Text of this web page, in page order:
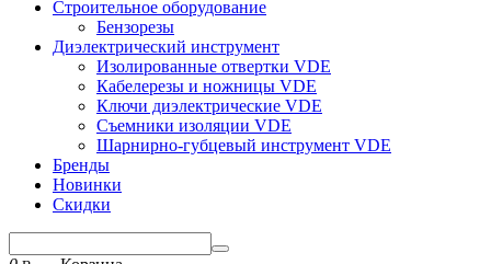
Строительное оборудование
Бензорезы
Диэлектрический инструмент
Изолированные отвертки VDE
Кабелерезы и ножницы VDE
Ключи диэлектрические VDE
Съемники изоляции VDE
Шарнирно-губцевый инструмент VDE
Бренды
Новинки
Скидки